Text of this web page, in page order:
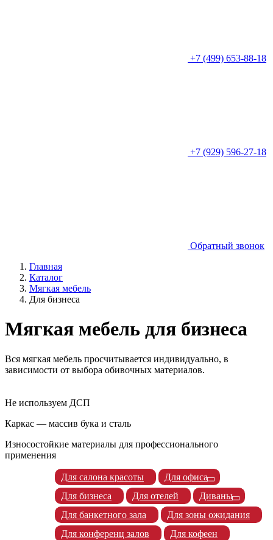
+7 (499) 653-88-18
+7 (929) 596-27-18
Обратный звонок
Главная
Каталог
Мягкая мебель
Для бизнеса
Мягкая мебель для бизнеса
Вся мягкая мебель просчитывается индивидуально, в
зависимости от выбора обивочных материалов.
Не используем ДСП
Каркас — массив бука и сталь
Износостойкие материалы для профессионального
применения
Для салона красоты
Для офиса
Для бизнеса
Для отелей
Диваны
Для банкетного зала
Для зоны ожидания
Для конференц залов
Для кофеен